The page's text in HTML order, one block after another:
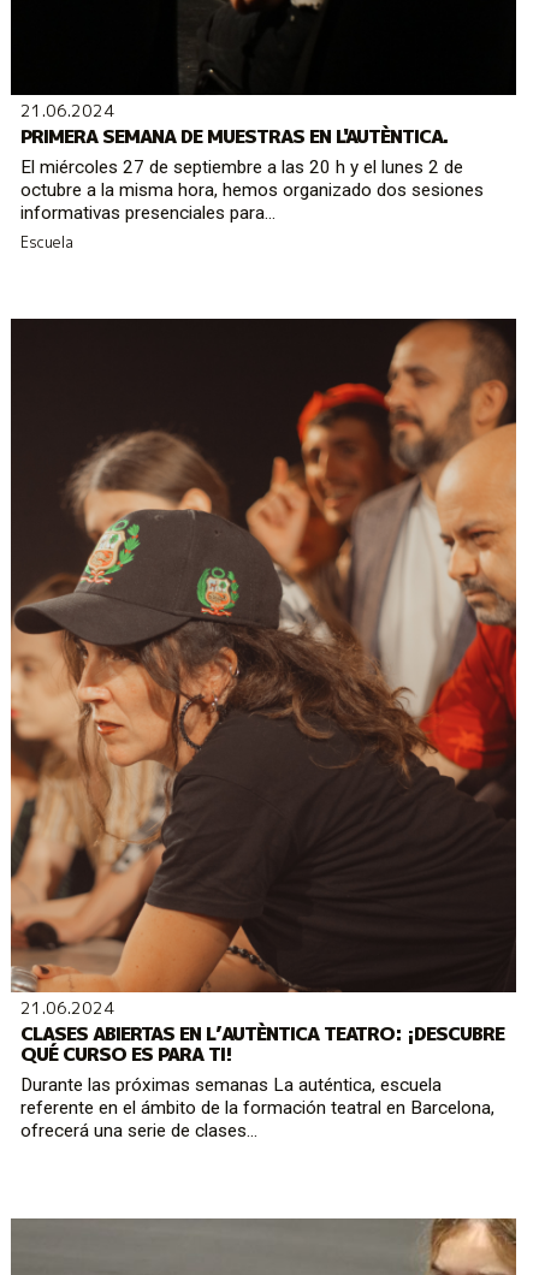
21.06.2024
PRIMERA SEMANA DE MUESTRAS EN L'AUTÈNTICA.
El miércoles 27 de septiembre a las 20 h y el lunes 2 de
octubre a la misma hora, hemos organizado dos sesiones
informativas presenciales para...
Escuela
21.06.2024
CLASES ABIERTAS EN L’AUTÈNTICA TEATRO: ¡DESCUBRE
QUÉ CURSO ES PARA TI!
Durante las próximas semanas La auténtica, escuela
referente en el ámbito de la formación teatral en Barcelona,
ofrecerá una serie de clases...